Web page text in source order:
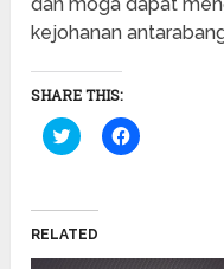
kejohanan
SHARE THIS:
Click
to
(Opens
in
new
window)
Click
to
window)
RELATED